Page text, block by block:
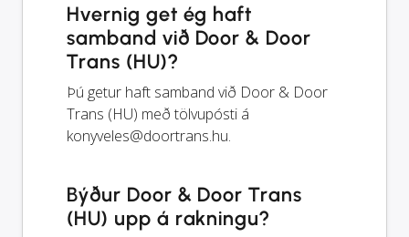
Hvernig get ég haft
samband við Door & Door
Trans (HU)?
Þú getur haft samband við Door & Door
Trans (HU) með tölvupósti á
konyveles@doortrans.hu.
Býður Door & Door Trans
(HU) upp á rakningu?